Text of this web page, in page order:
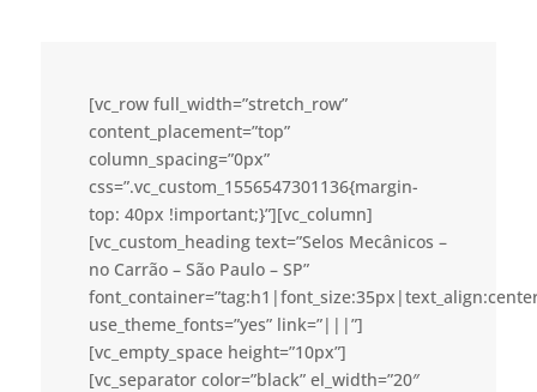
[vc_row full_width=”stretch_row”
content_placement=”top”
column_spacing=”0px”
css=”.vc_custom_1556547301136{margin-
top: 40px !important;}”][vc_column]
[vc_custom_heading text=”Selos Mecânicos –
no Carrão – São Paulo – SP”
use_theme_fonts=”yes” link=”|||”]
[vc_empty_space height=”10px”]
[vc_separator color=”black” el_width=”20″